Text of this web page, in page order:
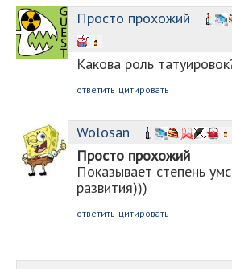
Просто прохожий
Какова роль
ответить цитировать
Wolosan
Просто прохожий
Показывает степень
развития)))
ответить цитировать